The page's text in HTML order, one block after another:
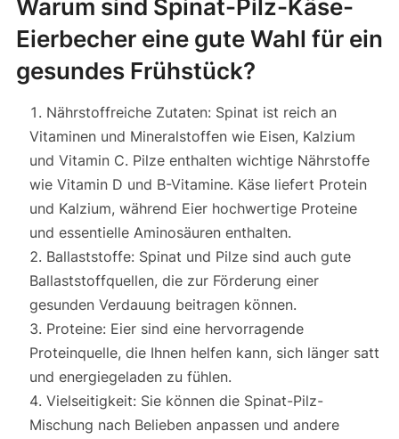
Warum sind Spinat-Pilz-Käse-
Eierbecher eine gute Wahl für ein
gesundes Frühstück?
Nährstoffreiche Zutaten: Spinat ist reich an
Vitaminen und Mineralstoffen wie Eisen, Kalzium
und Vitamin C. Pilze enthalten wichtige Nährstoffe
wie Vitamin D und B-Vitamine. Käse liefert Protein
und Kalzium, während Eier hochwertige Proteine
und essentielle Aminosäuren enthalten.
Ballaststoffe: Spinat und Pilze sind auch gute
Ballaststoffquellen, die zur Förderung einer
gesunden Verdauung beitragen können.
Proteine: Eier sind eine hervorragende
Proteinquelle, die Ihnen helfen kann, sich länger satt
und energiegeladen zu fühlen.
Vielseitigkeit: Sie können die Spinat-Pilz-
Mischung nach Belieben anpassen und andere